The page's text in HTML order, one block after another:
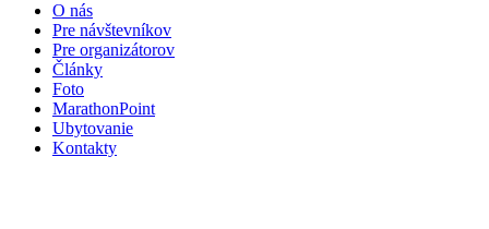
O nás
Pre návštevníkov
Pre organizátorov
Články
Foto
MarathonPoint
Ubytovanie
Kontakty